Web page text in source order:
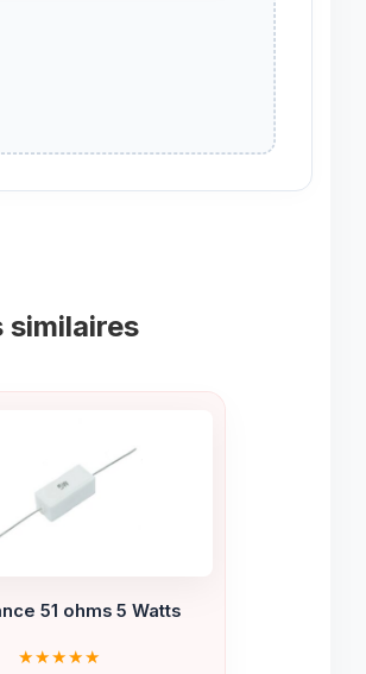
similaires
51 ohms 5 Watts